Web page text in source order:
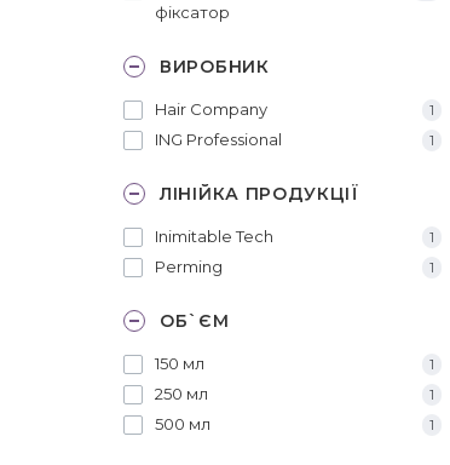
фіксатор
ВИРОБНИК
Hair Company 1
ING Professional 1
ЛІНІЙКА ПРОДУКЦІЇ
Inimitable Tech 1
Perming 1
ОБ`ЄМ
150 мл 1
250 мл 1
500 мл 1